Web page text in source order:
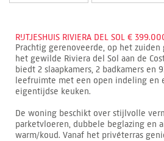
RIJTJESHUIS RIVIERA DEL SOL €
Prachtig gerenoveerde, op het
het gewilde Riviera del Sol aan de
biedt 2 slaapkamers, 2 badkamers en
leefruimte met een open indeling en
eigentijdse keuken.
De woning beschikt over stijlvolle
parketvloeren, dubbele beglazing en
warm/koud. Vanaf het privéterras